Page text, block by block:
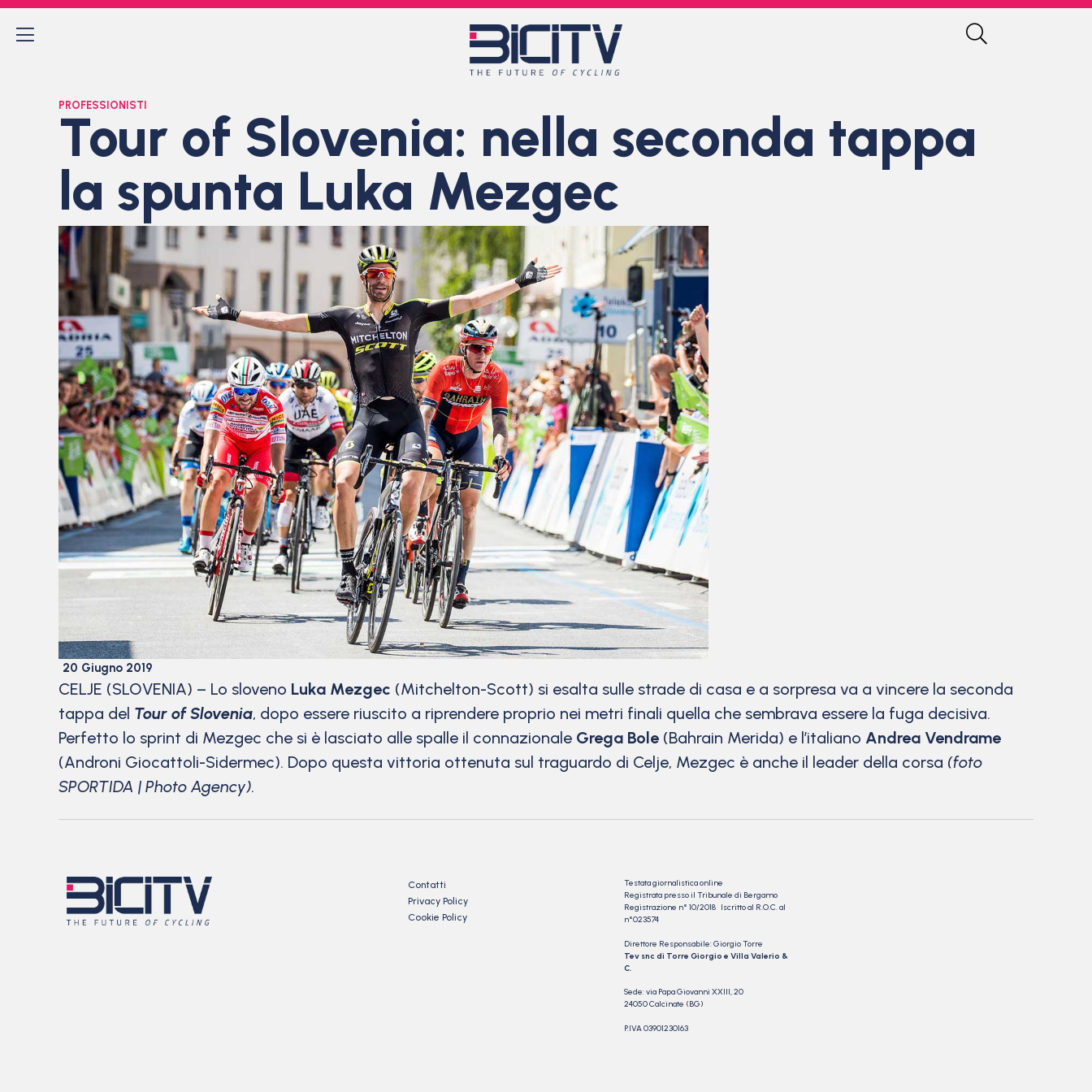
PROFESSIONISTI
Tour of Slovenia: nella seconda tappa
la spunta Luka Mezgec
20 Giugno 2019
CELJE (SLOVENIA) – Lo sloveno Luka Mezgec (Mitchelton-Scott) si esalta sulle strade di casa e a sorpresa va a vincere la seconda
tappa del Tour of Slovenia, dopo essere riuscito a riprendere proprio nei metri finali quella che sembrava essere la fuga decisiva.
Perfetto lo sprint di Mezgec che si è lasciato alle spalle il connazionale Grega Bole (Bahrain Merida) e l’italiano Andrea Vendrame
(Androni Giocattoli-Sidermec). Dopo questa vittoria ottenuta sul traguardo di Celje, Mezgec è anche il leader della corsa (foto
SPORTIDA | Photo Agency).
Contatti
Privacy Policy
Cookie Policy
Testata giornalistica online
Registrata presso il Tribunale di Bergamo
Registrazione n° 10/2018 Iscritto al R.O.C. al
n°023574
Direttore Responsabile: Giorgio Torre
Tev snc di Torre Giorgio e Villa Valerio &
C.
Sede: via Papa Giovanni XXIII, 20
24050 Calcinate (BG)
P.IVA 03901230163